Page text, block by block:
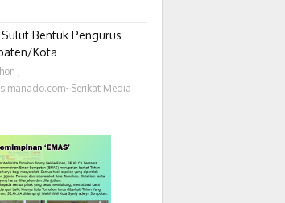
Sulut Bentuk Pengurus
Kota
,
Media